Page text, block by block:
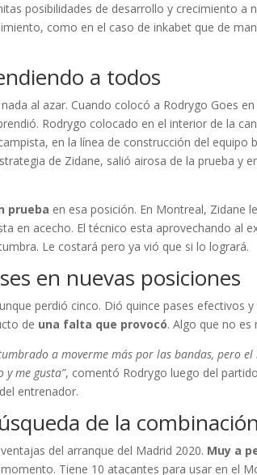
posibilidades de desarrollo y crecimiento a
como en el caso de inkabet que de
a todos
al azar. Cuando colocó a Rodrygo Goes
Rodrygo colocado en el interior de la
en la línea de construcción del equipo
de Zidane, salió airosa de la prueba y
prueba en esa posición. En Montreal, Zidane
en acecho. El técnico esta aprovechando al
Le costará pero ya vió que si lo logrará.
en nuevas posiciones
perdió cinco. Dió quince pases efectivos
de una falta que provocó. Algo que no es
a moverme más por las bandas, pero
y me gusta”, comentó Rodrygo luego del
entrenador.
de la
del arranque del Madrid 2020. Muy a
Tiene 10 atacantes para usar en el